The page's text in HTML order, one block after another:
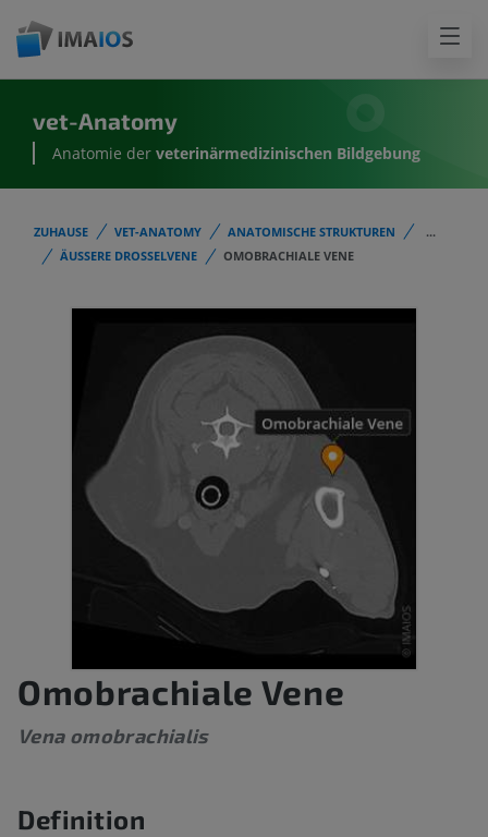
vet-Anatomy
Anatomie der veterinärmedizinischen Bildgebung
ZUHAUSE VET-ANATOMY ANATOMISCHE STRUKTUREN
...
ÄUSSERE DROSSELVENE
OMOBRACHIALE VENE
Omobrachiale Vene
Vena omobrachialis
Definition